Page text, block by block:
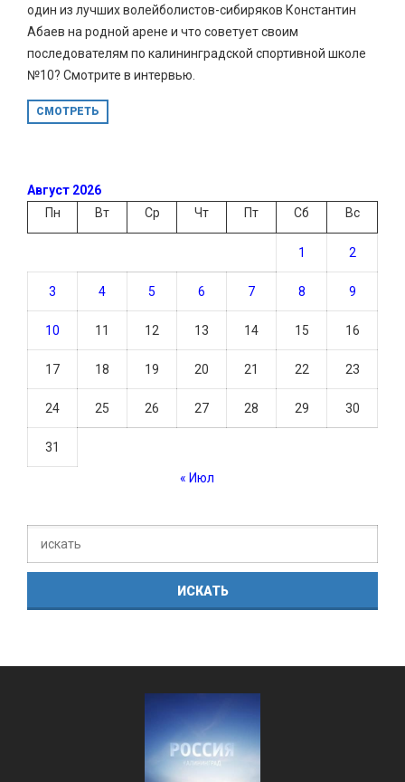
один из лучших волейболистов-сибиряков Константин
Абаев на родной арене и что советует своим
последователям по калининградской спортивной школе
№10? Смотрите в интервью.
СМОТРЕТЬ
Август 2026
Пн
Вт Ср Чт Пт Сб Вс
1 2
3 4 5 6 7 8 9
10 11 12 13 14 15 16
17 18 19 20 21 22 23
24 25 26 27 28 29 30
31
« Июл